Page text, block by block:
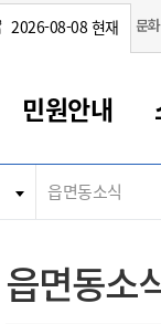
2026-08-08 현재 문
민원안내
민원창구안내
민원수수료
종합민원창구
시정알림
시험/채용
보도자료
복지/보건
통합돌봄
주민복지
군산사랑상품권
상품권 공지사항
상품권 Q&A
정보공개제도
비공개대상정보
불복구제절차
산에서 시작되는 새만금
군산시 비전
전북특별자치도 소개
전북특별자치도 용어 Q&A
읍면동소식
읍면동소